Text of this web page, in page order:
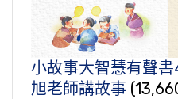
小故事大智慧有聲
旭老師講故事